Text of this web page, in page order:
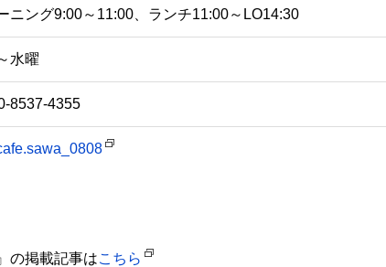
ニング9:00～11:00、ランチ11:00～LO14:30
水曜
8537-4355
の掲載記事はこちら